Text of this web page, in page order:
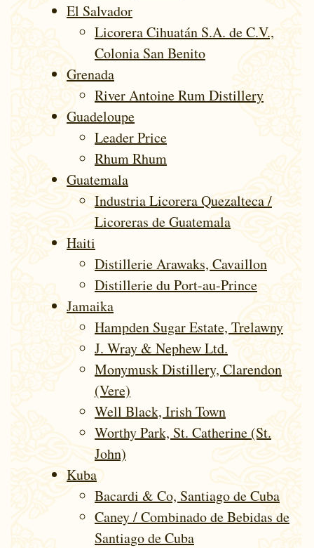
El Salvador
Licorera Cihuatán S.A. de C.V.,
Colonia San Benito
Grenada
River Antoine Rum Distillery
Gua­de­loupe
Leader Price
Rhum Rhum
Guatemala
Industria Licorera Quezalteca /
Licoreras de Guatemala
Haiti
Distillerie Arawaks, Cavaillon
Distillerie du Port-au-Prince
Jamaika
Hampden Sugar Estate, Trelawny
J. Wray & Nephew Ltd.
Monymusk Distillery, Clarendon
(Vere)
Well Black, Irish Town
Worthy Park, St. Catherine (St.
John)
Kuba
Bacardi & Co, Santiago de Cuba
Caney / Combinado de Bebidas de
Santiago de Cuba